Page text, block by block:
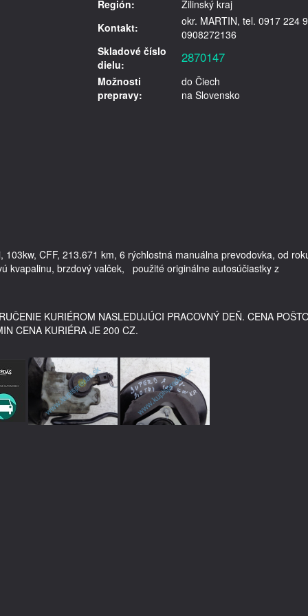
Región:
Žilinský kraj
Kontakt:
okr. MARTIN, tel. 0917 224
0908272136
Skladové číslo
dielu:
2870147
Možnosti
prepravy:
do Čiech
na Slovensko
CFF, 213.671 km, 6 rýchlostná manuálna prevodovka, od
kvapalinu, brzdový valček,   použité originálne autosúčiastky z
KURIÉROM NASLEDUJÚCI PRACOVNÝ DEŇ. CENA
CENA KURIÉRA JE 200 CZ.